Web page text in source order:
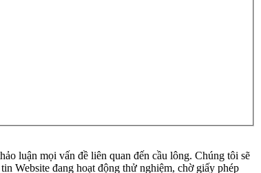
luận mọi vấn đề liên quan đến cầu lông. Chúng tôi sẽ
Website đang hoạt động thử nghiệm, chờ giấy phép